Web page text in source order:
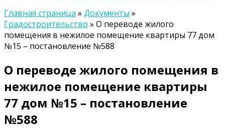
Главная страница » Документы »
Градостроительство » О переводе жилого
помещения в нежилое помещение квартиры 77 дом
№15 – постановление №588
О переводе жилого помещения в
нежилое помещение квартиры
77 дом №15 – постановление
№588